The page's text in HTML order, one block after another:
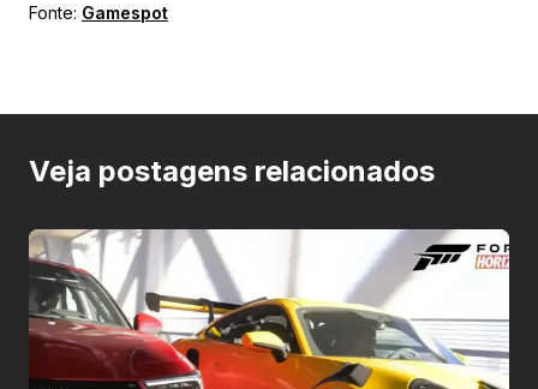
Fonte: Gamespot
Veja postagens relacionados